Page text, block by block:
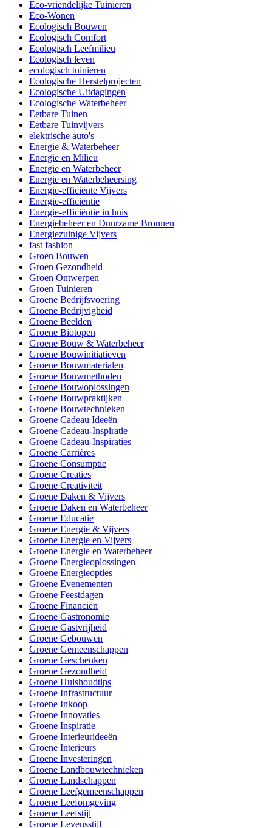
Eco-vriendelijke Tuinieren
Eco-Wonen
Ecologisch Bouwen
Ecologisch Comfort
Ecologisch Leefmilieu
Ecologisch leven
ecologisch tuinieren
Ecologische Herstelprojecten
Ecologische Uitdagingen
Ecologische Waterbeheer
Eetbare Tuinen
Eetbare Tuinvijvers
elektrische auto's
Energie & Waterbeheer
Energie en Milieu
Energie en Waterbeheer
Energie en Waterbeheersing
Energie-efficiënte Vijvers
Energie-efficiëntie
Energie-efficiëntie in huis
Energiebeheer en Duurzame Bronnen
Energiezuinige Vijvers
fast fashion
Groen Bouwen
Groen Gezondheid
Groen Ontwerpen
Groen Tuinieren
Groene Bedrijfsvoering
Groene Bedrijvigheid
Groene Beelden
Groene Biotopen
Groene Bouw & Waterbeheer
Groene Bouwinitiatieven
Groene Bouwmaterialen
Groene Bouwmethoden
Groene Bouwoplossingen
Groene Bouwpraktijken
Groene Bouwtechnieken
Groene Cadeau Ideeën
Groene Cadeau-Inspiratie
Groene Cadeau-Inspiraties
Groene Carrières
Groene Consumptie
Groene Creaties
Groene Creativiteit
Groene Daken & Vijvers
Groene Daken en Waterbeheer
Groene Educatie
Groene Energie & Vijvers
Groene Energie en Vijvers
Groene Energie en Waterbeheer
Groene Energieoplossingen
Groene Energieopties
Groene Evenementen
Groene Feestdagen
Groene Financiën
Groene Gastronomie
Groene Gastvrijheid
Groene Gebouwen
Groene Gemeenschappen
Groene Geschenken
Groene Gezondheid
Groene Huishoudtips
Groene Infrastructuur
Groene Inkoop
Groene Innovaties
Groene Inspiratie
Groene Interieurideeën
Groene Interieurs
Groene Investeringen
Groene Landbouwtechnieken
Groene Landschappen
Groene Leefgemeenschappen
Groene Leefomgeving
Groene Leefstijl
Groene Levensstijl